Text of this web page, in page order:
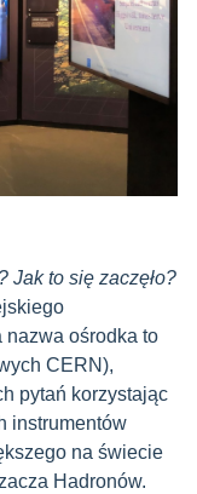
Jak to się zaczęło?
nazwa ośrodka to
CERN),
pytań korzystając
instrumentów
na świecie
Hadronów.